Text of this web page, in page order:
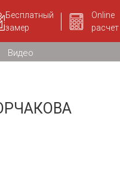
Бесплатный
замер
Online
расчет
Видео